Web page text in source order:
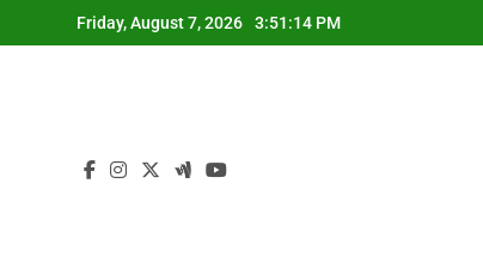
to
Friday, August 7, 2026 3:51:15 PM